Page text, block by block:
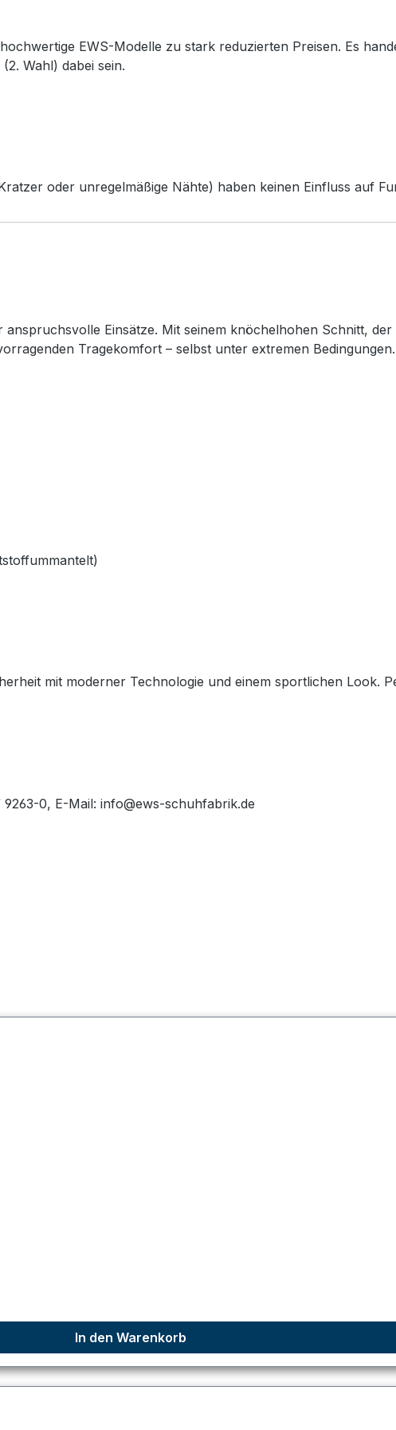
EWS-Modelle zu stark reduzierten Preisen. Es
Wahl) dabei sein.
oder unregelmäßige Nähte) haben keinen Einfluss auf
anspruchsvolle Einsätze. Mit seinem knöchelhohen Schnitt,
Tragekomfort – selbst unter extremen Bedingungen.
mit moderner Technologie und einem sportlichen Look.
0, E-Mail: info@ews-schuhfabrik.de
In den Warenkorb